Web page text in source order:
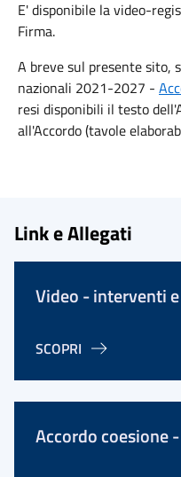
E' disponibile la video-
Firma.
A breve sul presente sito,
nazionali 2021-2027 -
resi disponibili il testo
all'Accordo (tavole
Link e Allegati
Video - interventi
SCOPRI
Accordo coesione